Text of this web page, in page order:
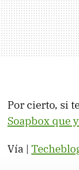
Por cierto, si
Soapbox que
Vía |